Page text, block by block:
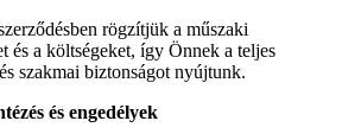
rögzítjük a műszaki
és a költségeket, így Önnek a teljes
szakmai biztonságot nyújtunk.
és engedélyek